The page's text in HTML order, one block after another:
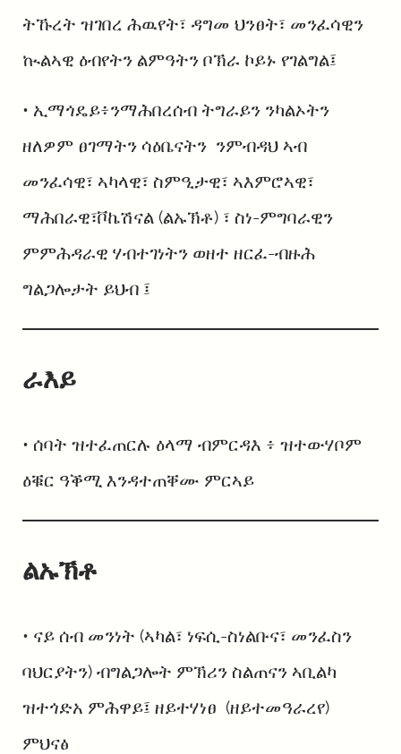
ትኹረት ዝገበረ ሕዉየት፣ ዳግመ ህንፀት፣ መንፈሳዊን
ኲልኣዊ ዕብየትን ልምዓትን ቦኽራ ኮይኑ የገልግል፤
• ኢማጎዴይ፥ንማሕበረሰብ ትግራይን ንካልኦትን
ዘለዎም ፀገማትን ሳዕቤናትን ንምብዳህ ኣብ
መንፈሳዊ፣ ኣካላዊ፣ ስምዒታዊ፣ ኣእምሮኣዊ፣
ማሕበራዊ፣ቮኬሽናል (ልኡኽቶ) ፣ ስነ-ምግባራዊን
ምምሕዳራዊ ሃብተገነትን ወዘተ ዘርፈ-ብዙሕ
ግልጋሎታት ይህብ ፤
ራእይ
• ሰባት ዝተፈጠርሉ ዕላማ ብምርዳእ ፥ ዝተውሃቦም
ዕቑር ዓቕሚ እንዳተጠቐሙ ምርኣይ
ልኡኽቶ
• ናይ ሰብ መንነት (ኣካል፣ ነፍሲ-ስነልቡና፣ መንፈስን
ባህርያትን) ብግልጋሎት ምኽሪን ስልጠናን ኣቢልካ
ዝተጎድአ ምሕዋይ፤ ዘይተሃነፀ (ዘይተመዓራረየ)
ምህናፅ